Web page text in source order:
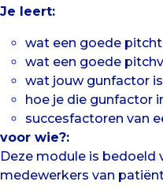
Je leert:
wat een goede
wat een goede
wat jouw gunfactor is
hoe je die gunfactor
succesfactoren van
voor wie?:
Deze module is bedoeld
medewerkers van